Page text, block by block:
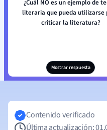
¿Cuál NO es un ejemplo de
literaria que pueda utilizarse
criticar la literatura?
Mostrar respuesta
Contenido verificado
Última actualización: